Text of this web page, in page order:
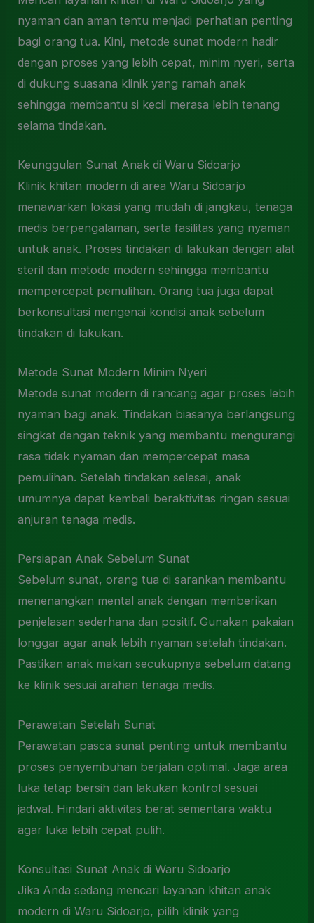
nyaman dan aman tentu menjadi perhatian penting
bagi orang tua. Kini, metode sunat modern hadir
dengan proses yang lebih cepat, minim nyeri, serta
di dukung suasana klinik yang ramah anak
sehingga membantu si kecil merasa lebih tenang
selama tindakan.
Keunggulan Sunat Anak di Waru Sidoarjo
Klinik khitan modern di area Waru Sidoarjo
menawarkan lokasi yang mudah di jangkau, tenaga
medis berpengalaman, serta fasilitas yang nyaman
untuk anak. Proses tindakan di lakukan dengan alat
steril dan metode modern sehingga membantu
mempercepat pemulihan. Orang tua juga dapat
berkonsultasi mengenai kondisi anak sebelum
tindakan di lakukan.
Metode Sunat Modern Minim Nyeri
Metode sunat modern di rancang agar proses lebih
nyaman bagi anak. Tindakan biasanya berlangsung
singkat dengan teknik yang membantu mengurangi
rasa tidak nyaman dan mempercepat masa
pemulihan. Setelah tindakan selesai, anak
umumnya dapat kembali beraktivitas ringan sesuai
anjuran tenaga medis.
Persiapan Anak Sebelum Sunat
Sebelum sunat, orang tua di sarankan membantu
menenangkan mental anak dengan memberikan
penjelasan sederhana dan positif. Gunakan pakaian
longgar agar anak lebih nyaman setelah tindakan.
Pastikan anak makan secukupnya sebelum datang
ke klinik sesuai arahan tenaga medis.
Perawatan Setelah Sunat
Perawatan pasca sunat penting untuk membantu
proses penyembuhan berjalan optimal. Jaga area
luka tetap bersih dan lakukan kontrol sesuai
jadwal. Hindari aktivitas berat sementara waktu
agar luka lebih cepat pulih.
Konsultasi Sunat Anak di Waru Sidoarjo
Jika Anda sedang mencari layanan khitan anak
modern di Waru Sidoarjo, pilih klinik yang